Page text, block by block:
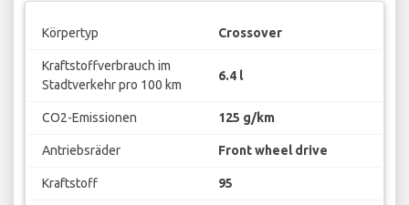
Körpertyp Crossover
Kraftstoffverbrauch im
Stadtverkehr pro 100 km
6.4 l
CO2-Emissionen 125 g/km
Antriebsräder Front wheel drive
Kraftstoff 95